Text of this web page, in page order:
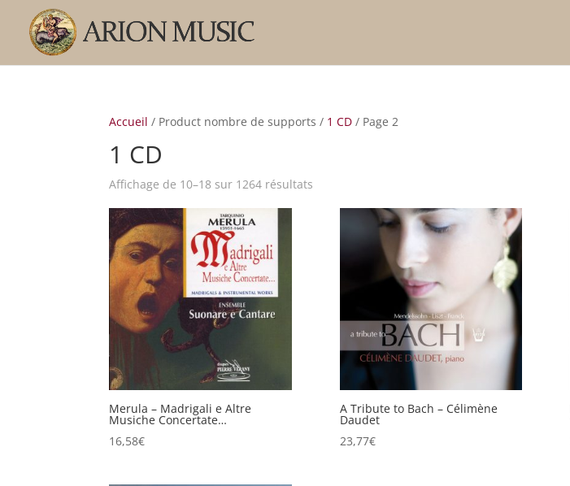
Accueil / Product nombre de supports / 1 CD / Page 2
1 CD
Affichage de 10–18 sur 1264 résultats
Merula – Madrigali e Altre
Musiche Concertate…
16,58€
A Tribute to Bach – Célimène
Daudet
23,77€